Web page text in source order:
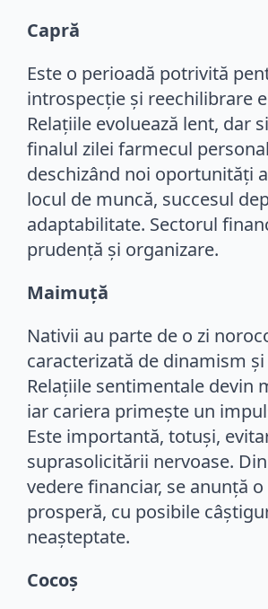
Capră
Este o perioadă potrivită
introspecție și reechilibrare
Relațiile evoluează lent, dar
finalul zilei farmecul
deschizând noi oportunități
locul de muncă, succesul
adaptabilitate. Sectorul
prudență și organizare.
Maimuță
Nativii au parte de o zi
caracterizată de dinamism
Relațiile sentimentale devin
iar cariera primește un
Este importantă, totuși,
suprasolicitării nervoase.
vedere financiar, se anunță
prosperă, cu posibile
neașteptate.
Cocoș